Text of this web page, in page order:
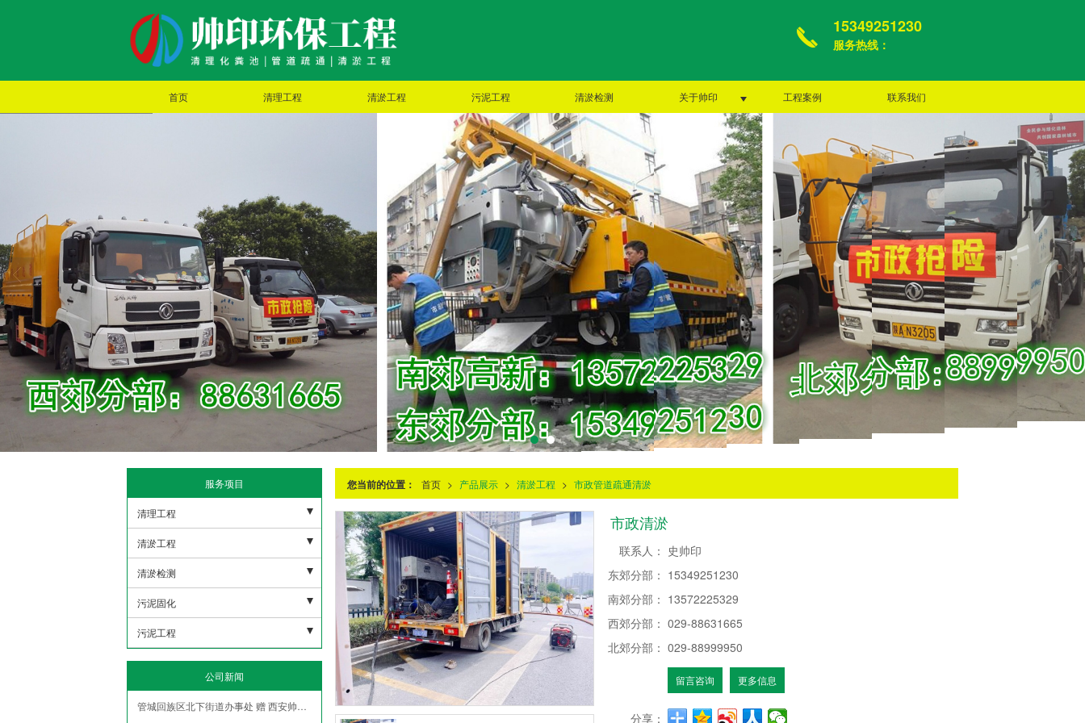
15349251230
服务热线：
首页 清理工程 清淤工程 污泥工程 清淤检测 关于帅印 工程案例 联系我们
您当前的位置： 首页 > 产品展示 > 清淤工程 > 市政管道疏通清淤
市政清淤
联系人： 史帅印
东郊分部： 15349251230
南郊分部： 13572225329
西郊分部： 029-88631665
北郊分部： 029-88999950
留言咨询 更多信息
分享：
服务项目
清理工程
污水池清理
下水管道清理
沉淀池清理
隔油地清理
泥浆池清理
清淤工程
河道清淤
雨水清淤
人工湖清淤
市政管道疏通清淤
污水管道疏通清淤
清淤检测
市政潜水打捞
市政管网机器人检测
污泥固化
非开挖修复紫外线光固化
盾构泥浆固化压榨
污水池压榨固化
污泥工程
污泥外运
污泥固华压榨
公司新闻
管城回族区北下街道办事处 赠 西安帅印环保工程有限公司锦旗